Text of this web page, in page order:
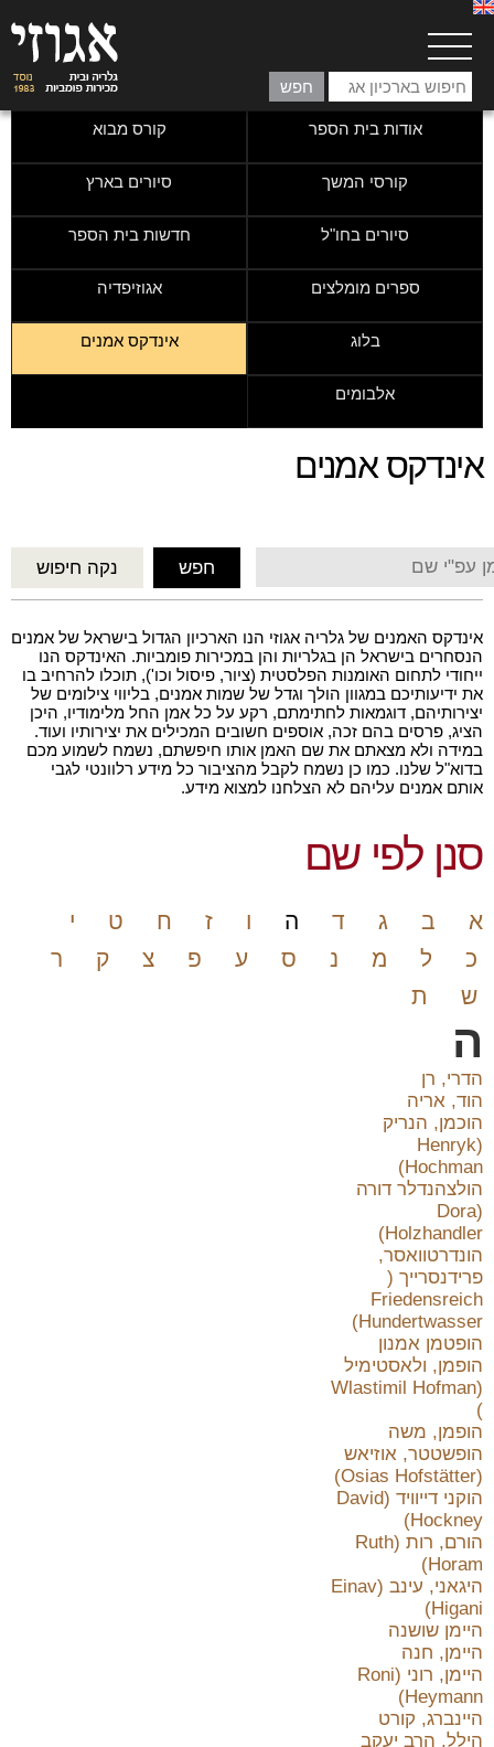
אודות בית הספר קורס מבוא
קורסי המשך סיורים בארץ
סיורים בחו"ל חדשות בית הספר
ספרים מומלצים אגוזיפדיה
בלוג אינדקס אמנים
אלבומים
אינדקס אמנים
אינדקס האמנים של גלריה אגוזי הנו הארכיון הגדול בישראל של אמנים
הנסחרים בישראל הן בגלריות והן במכירות פומביות. האינדקס הנו
ייחודי לתחום האומנות הפלסטית (ציור, פיסול וכו'), תוכלו להרחיב בו
את ידיעותיכם במגוון הולך וגדל של שמות אמנים, בליווי צילומים של
יצירותיהם, דוגמאות לחתימתם, רקע על כל אמן החל מלימודיו, היכן
הציג, פרסים בהם זכה, אוספים חשובים המכילים את יצירותיו ועוד.
במידה ולא מצאתם את שם האמן אותו חיפשתם, נשמח לשמוע מכם
בדוא"ל שלנו. כמו כן נשמח לקבל מהציבור כל מידע רלוונטי לגבי
אותם אמנים עליהם לא הצלחנו למצוא מידע.
סנן לפי שם
א ב ג ד ה ו ז ח ט
י
כ
ל מ נ ס ע פ צ ק
ר
ש
ת
ה
הדרי, רן
הוד, אריה
הוכמן, הנריק
(Henryk
Hochman)
הולצהנדלר דורה
(Dora
Holzhandler)
הונדרטוואסר,
פרידנסרייך (
Friedensreich
Hundertwasser)
הופטמן אמנון
הופמן, ולאסטימיל
(Wlastimil Hofman
)
הופמן, משה
הופשטטר, אוזיאש
(Osias Hofstätter)
הוקני דייוויד (David
Hockney)
הורם, רות (Ruth
Horam)
היגאני, עינב (Einav
Higani)
היימן שושנה
היימן, חנה
היימן, רוני (Roni
Heymann)
היינברג, קורט
הילל, הרב יעקב